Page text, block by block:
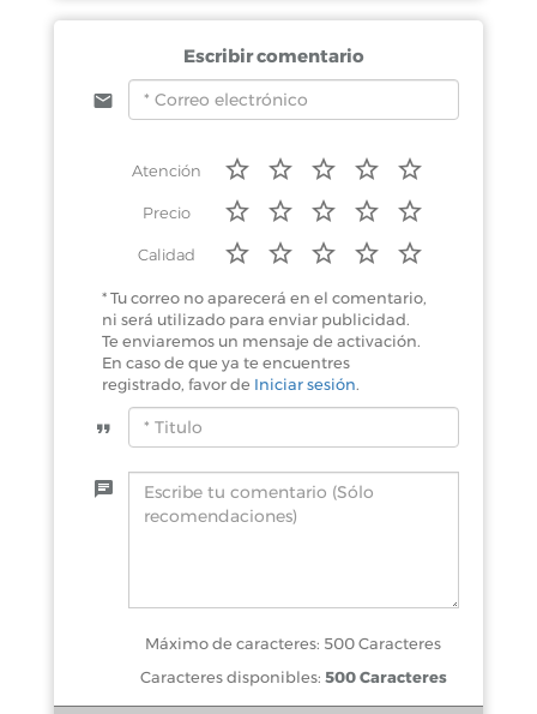
Escribir comentario
Atención
Precio
Calidad
* Tu correo no aparecerá en el comentario,
ni será utilizado para enviar publicidad.
Te enviaremos un mensaje de activación.
En caso de que ya te encuentres
registrado, favor de Iniciar sesión.
Máximo de caracteres: 500 Caracteres
Caracteres disponibles: 500 Caracteres